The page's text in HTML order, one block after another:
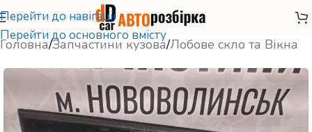
Перейти до навігації
Перейти до основного вмісту
Головна/Запчастини кузова/Лобове скло та Вікна